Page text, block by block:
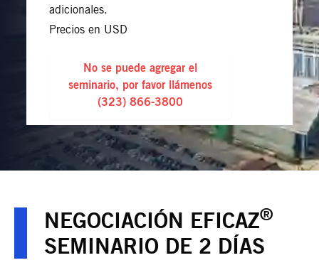
adicionales.
Precios en USD
No se puede agregar el
seminario, por favor llámenos
(323) 866-3800
NEGOCIACIÓN EFICAZ®
SEMINARIO DE 2 DÍAS